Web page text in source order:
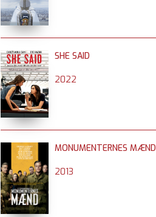
SHE SAID
2022
MONUMENTERNES MÆND
2013